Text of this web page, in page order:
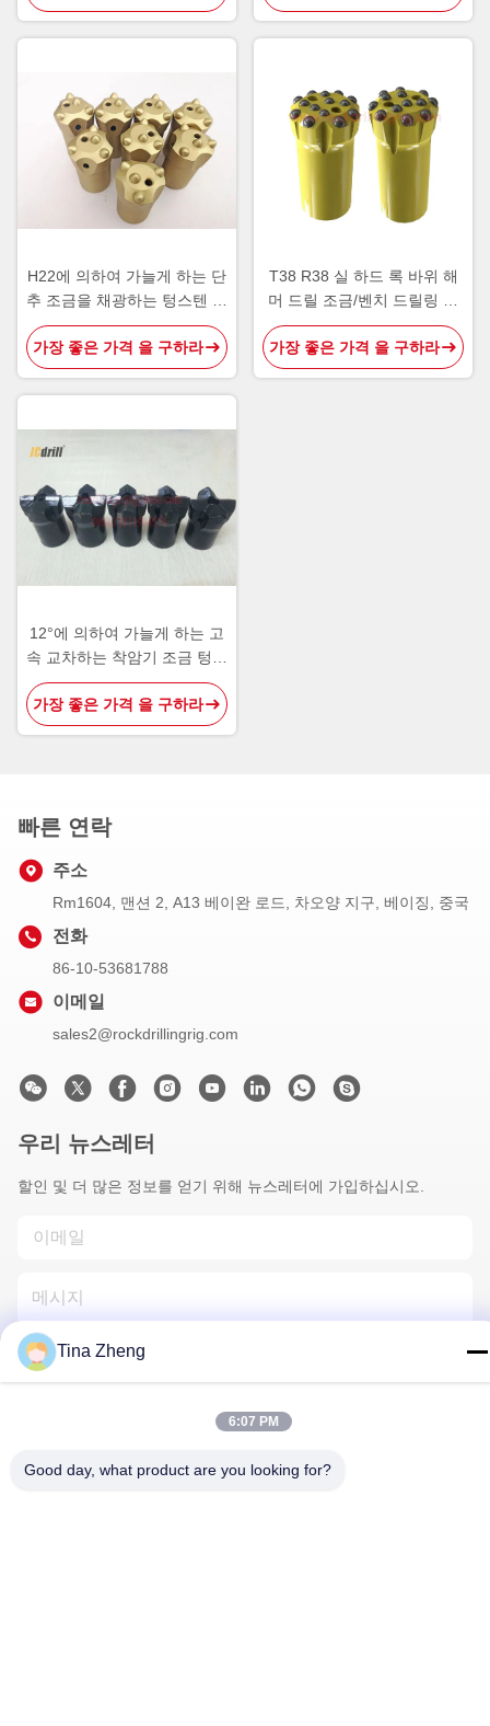
H22에 의하여 가늘게 하는 단
추 조금을 채광하는 텅스텐 탄
화물
가장 좋은 가격 을 구하라
T38 R38 실 하드 록 바위 해
머 드릴 조금/벤치 드릴링 탄
화물 삽입 단추 조금
가장 좋은 가격 을 구하라
12°에 의하여 가늘게 하는 고
속 교차하는 착암기 조금 텅스
텐 탄화물 절단 도구
가장 좋은 가격 을 구하라
빠른 연락
주소
Rm1604, 맨션 2, A13 베이완 로드, 차오양 지구, 베이징, 중국
전화
86-10-53681788
이메일
sales2@rockdrillingrig.com
우리 뉴스레터
할인 및 더 많은 정보를 얻기 위해 뉴스레터에 가입하십시오.
Tina Zheng
6:07 PM
Good day, what product are you looking for?